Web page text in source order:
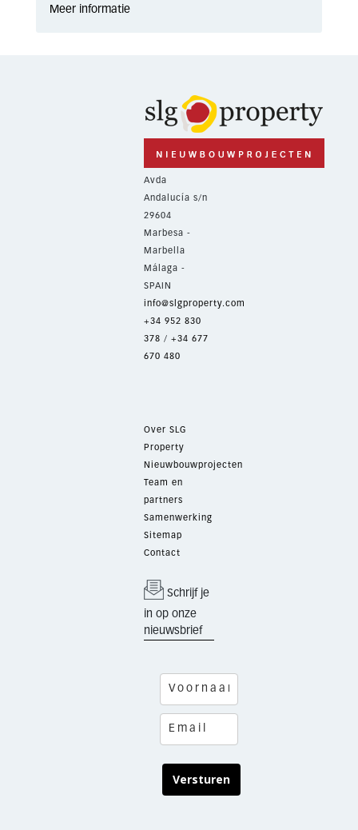
Meer informatie
Avda
Andalucía s/n
29604
Marbesa -
Marbella
Málaga -
SPAIN
info@slgproperty.com
+34 952 830
378 / +34 677
670 480
Over SLG
Property
Nieuwbouwprojecten
Team en
partners
Samenwerking
Sitemap
Contact
Schrijf je
in op onze
nieuwsbrief
Versturen